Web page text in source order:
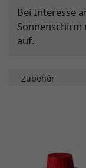
Bei Interesse
Sonnenschirm
auf.
Zubehör